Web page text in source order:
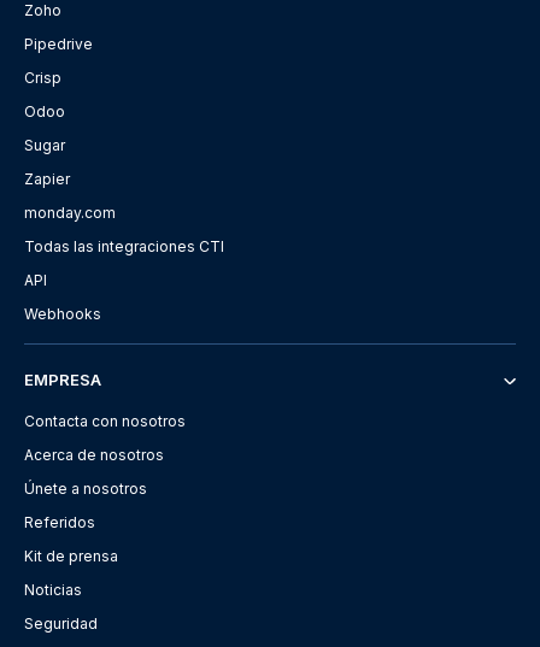
Zoho
Pipedrive
Crisp
Odoo
Sugar
Zapier
monday.com
Todas las integraciones CTI
API
Webhooks
EMPRESA
Contacta con nosotros
Acerca de nosotros
Únete a nosotros
Referidos
Kit de prensa
Noticias
Seguridad